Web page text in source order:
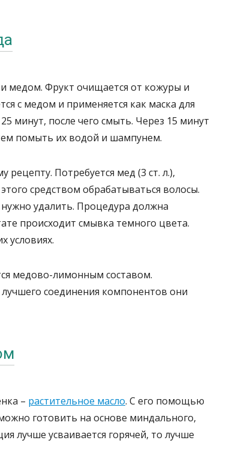
медом. Фрукт очищается от кожуры и
с медом и применяется как маска для
минут, после чего смыть. Через 15 минут
помыть их водой и шампунем.
Потребуется мед (3 ст. л.),
средством обрабатываться волосы.
удалить. Процедура должна
происходит смывка темного цвета.
условиях.
медово-лимонным составом.
лучшего соединения компонентов они
– растительное масло. С его помощью
готовить на основе миндального,
лучше усваивается горячей, то лучше